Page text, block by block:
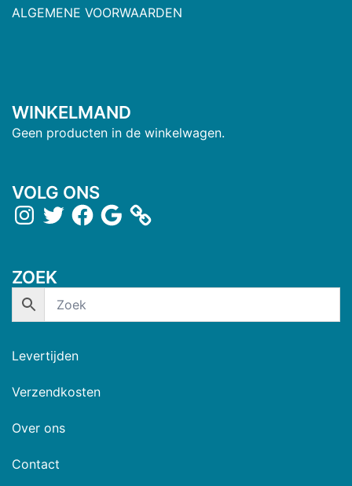
ALGEMENE VOORWAARDEN
WINKELMAND
Geen producten in de winkelwagen.
VOLG ONS
ZOEK
Levertijden
Verzendkosten
Over ons
Contact